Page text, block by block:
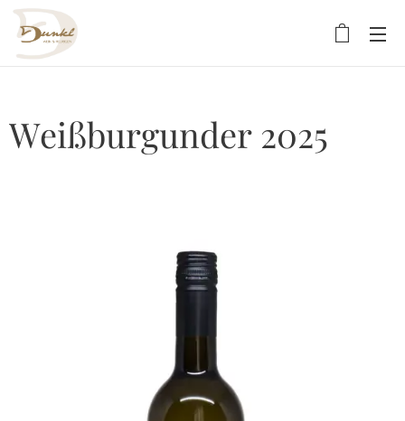
Weißburgunder 2025